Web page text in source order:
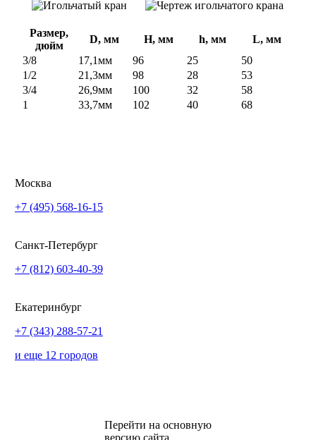
Размер,
дюйм
D, мм H, мм h, мм
L, мм
3/8
17,1мм 96 25
50
1/2
21,3мм 98 28
53
3/4
26,9мм 100 32
58
1
33,7мм 102 40 68
Москва
+7 (495) 568-16-15
Санкт-Петербург
+7 (812) 603-40-39
Екатеринбург
+7 (343) 288-57-21
и еще 12 городов
Перейти на основную